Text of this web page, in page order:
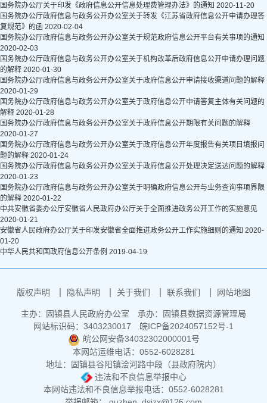
国务院办公厅关于印发《政府信息公开信息处理费管理办法》的通知 2020-11-20
国务院办公厅政府信息与政务公开办公室关于转发《江苏省政府信息公开申请办理答
复规范》的函 2020-02-04
国务院办公厅政府信息与政务公开办公室关于规范政府信息公开平台有关事项的通知
2020-02-03
国务院办公厅政府信息与政务公开办公室关于机构改革后政府信息公开申请办理问题
的解释 2020-01-30
国务院办公厅政府信息与政务公开办公室关于政府信息公开申请接收渠道问题的解释
2020-01-29
国务院办公厅政府信息与政务公开办公室关于政府信息公开申请答复主体有关问题的
解释 2020-01-28
国务院办公厅政府信息与政务公开办公室关于政府信息公开期限有关问题的解释
2020-01-27
国务院办公厅政府信息与政务公开办公室关于政府信息公开年度报告有关项目填报问
题的解释 2020-01-24
国务院办公厅政府信息与政务公开办公室关于政府信息公开处理决定送达问题的解释
2020-01-23
国务院办公厅政府信息与政务公开办公室关于明确政府信息公开与业务查询事项界限
的解释 2020-01-22
中共安徽省委办公厅安徽省人民政府办公厅关于全面推进政务公开工作的实施意见
2020-01-21
安徽省人民政府办公厅关于印发安徽省全面推进政务公开工作实施细则的通知 2020-
01-20
中华人民共和国政府信息公开条例 2019-04-19
版权声明 隐私声明 关于我们 联系我们 网站地图
主办：固镇县人民政府办公室
承办：固镇县数据资源管理局
网站标识码：3403230017
皖ICP备2024057152号-1
皖公网安备34032302000001号
本网站运维电话：0552-6028281
地址：固镇县谷阳镇浍河路中段（县政府院内）
违法和不良信息举报中心
本网站违法和不良信息举报电话：0552-6028281